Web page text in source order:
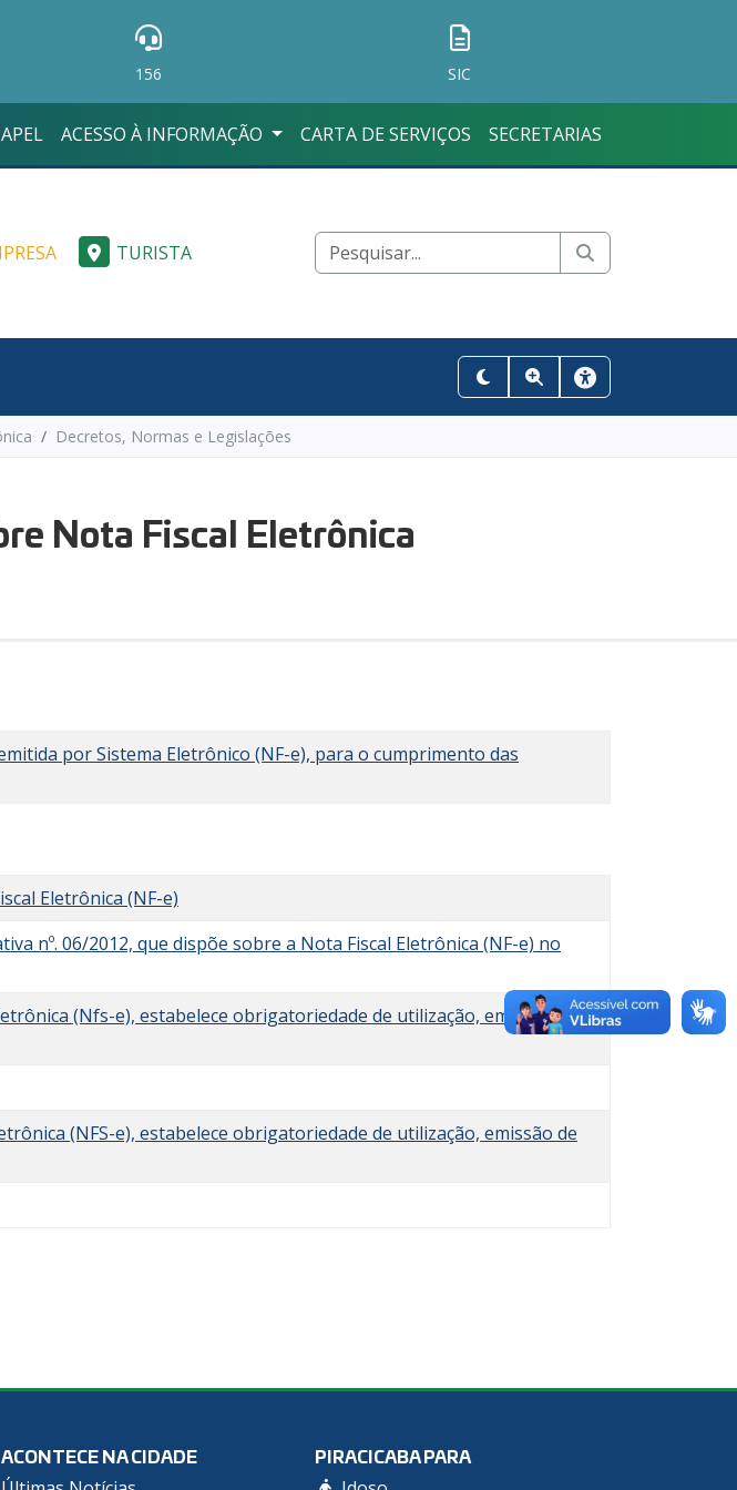
156 SIC
ACESSO À INFORMAÇÃO CARTA DE SERVIÇOS SECRETARIAS
TURISTA
Decretos, Normas e Legislações
Nota Fiscal Eletrônica
por Sistema Eletrônico (NF-e), para o cumprimento das
Eletrônica (NF-e)
nº. 06/2012, que dispõe sobre a Nota Fiscal Eletrônica (NF-e) no
(Nfs-e), estabelece obrigatoriedade de utilização, emissão de
(NFS-e), estabelece obrigatoriedade de utilização, emissão de
ACONTECE NA CIDADE PIRACICABA PARA